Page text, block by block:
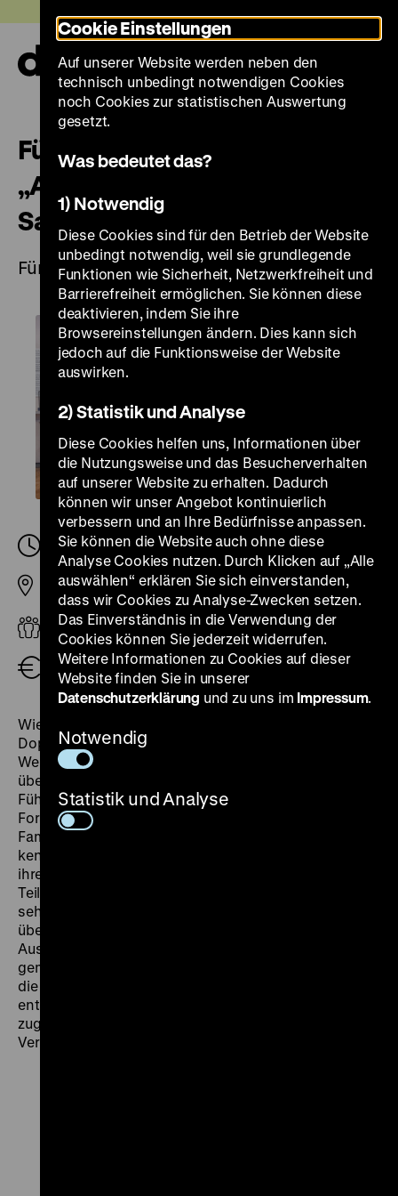
zum
Seiteninhalt
springen
Führung für Kinder und Familien
„Alles altes Zeug? Suchen,
Sammeln, Forschen”
Für Kinder ab 8 Jahren
Sonntag, 17. Mai 2026, 14.00-15.30 Uhr
Pei-Bau
ab 8 Jahren
Eintritt frei
Wie kommen ein Ritterhelm oder ein IKEA-
Doppelstockbett ins Deutsche Historische Museum?
Welche Geschichte erzählen diese und andere Objekte
über Menschen, die sie benutzten? Die interaktive
Führung mit kreativen Mitmachformaten und
Forschungsaufgaben lädt Kinder mit und ohne ihre
Familien ein, unterschiedliche Sammlungsstücke
kennenzulernen, ihre Materialität zu begreifen und
ihren Weg ins Zeughaus zu verfolgen. Die
Teilnehmenden begeben sich in die Welt der Ritter,
sehen Zeugnisse von Reisenden, hören die Erzählung
über ein Zimmer und können über weitere
Ausstellungsstücke staunen. Am Ende des
gemeinsamen Rundganges wird die Frage erörtert, wie
die Sammlung von knapp einer Million Objekten
entstanden ist, und welche Idee der Arbeit in Museen
zugrunde liegt: Sammeln, Bewahren, Erforschen und
Vermitteln.
Cookie Einstellungen
Auf unserer Website werden neben den
technisch unbedingt notwendigen Cookies
noch Cookies zur statistischen Auswertung
gesetzt.
Was bedeutet das?
1) Notwendig
Diese Cookies sind für den Betrieb der Website
unbedingt notwendig, weil sie grundlegende
Funktionen wie Sicherheit, Netzwerkfreiheit und
Barrierefreiheit ermöglichen. Sie können diese
deaktivieren, indem Sie ihre
Browsereinstellungen ändern. Dies kann sich
jedoch auf die Funktionsweise der Website
auswirken.
2) Statistik und Analyse
Diese Cookies helfen uns, Informationen über
die Nutzungsweise und das Besucherverhalten
auf unserer Website zu erhalten. Dadurch
können wir unser Angebot kontinuierlich
verbessern und an Ihre Bedürfnisse anpassen.
Sie können die Website auch ohne diese
Analyse Cookies nutzen. Durch Klicken auf „Alle
auswählen“ erklären Sie sich einverstanden,
dass wir Cookies zu Analyse-Zwecken setzen.
Das Einverständnis in die Verwendung der
Cookies können Sie jederzeit widerrufen.
Weitere Informationen zu Cookies auf dieser
Website finden Sie in unserer
Datenschutzerklärung und zu uns im Impressum.
Notwendig
Statistik und Analyse